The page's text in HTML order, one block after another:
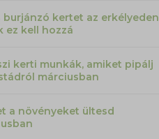
burjánzó kertet az erkélyeden
ez kell hozzá
kerti munkák, amiket pipálj
márciusban
a növényeket ültesd